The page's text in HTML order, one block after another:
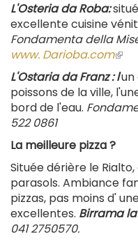
L'Osteria da Roba:
excellente cuisine
Fondamenta della
www. Darioba.com(le
lien
est
L'Ostaria da Franz : l
poissons de la ville,
bord de l'eau.
522 0861
La meilleure pizza ?
Située dérière le
parasols. Ambiance
pizzas, pas moins d'
excellentes. Birrama
041 2750570.